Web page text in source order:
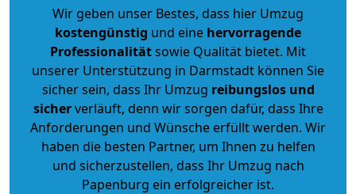
Wir geben unser Bestes, dass hier Umzug
kostengünstig und eine hervorragende
Professionalitätsowie Qualität bietet. Mit
unserer Unterstützung in Darmstadt können Sie
sicher sein, dass Ihr Umzug reibungslos und
sicherverläuft, denn wir sorgen dafür, dass Ihre
Anforderungen und Wünsche erfüllt werden. Wir
haben die besten Partner, um Ihnen zu helfen
und sicherzustellen, dass Ihr Umzug nach
Papenburg ein erfolgreicher ist.